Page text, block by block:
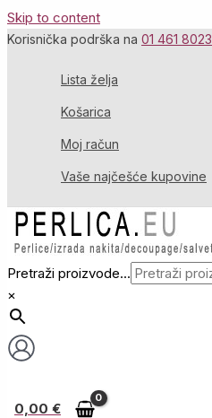
Skip to content
Korisnička podrška na 01 461 8023
Lista želja
Košarica
Moj račun
Vaše najčešće kupovine
Pretraži proizvode...
×
0,00 €